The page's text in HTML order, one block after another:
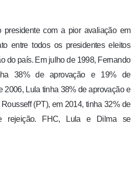
presidente com a pior avaliação em
entre todos os presidentes eleitos
do país. Em julho de 1998, Fernando
38% de aprovação e 19% de
2006, Lula tinha 38% de aprovação e
(PT), em 2014, tinha 32% de
rejeição. FHC, Lula e Dilma se